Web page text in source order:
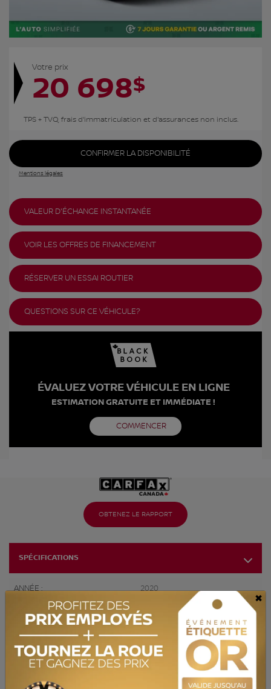
OBTENEZ LE RAPPORT
SPÉCIFICATIONS
ANNÉE : 2020
ODOMÈTRE: 105 000 km
Automatique
MOTRICITÉ : Traction intégrale
Votre prix
20 698$
TPS + TVQ, frais d'immatriculation et d'assurances non inclus.
CONFIRMER LA DISPONIBILITÉ
Mentions légales
VALEUR D'ÉCHANGE INSTANTANÉE
VOIR LES OFFRES DE FINANCEMENT
RÉSERVER UN ESSAI ROUTIER
QUESTIONS SUR CE VÉHICULE?
ÉVALUEZ VOTRE VÉHICULE EN LIGNE
ESTIMATION GRATUITE ET IMMÉDIATE !
COMMENCER
×